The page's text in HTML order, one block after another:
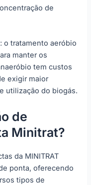
de
o tratamento aeróbio
manter os
tem custos
exigir maior
utilização do biogás.
de
Minitrat?
da MINITRAT
ponta, oferecendo
tipos de